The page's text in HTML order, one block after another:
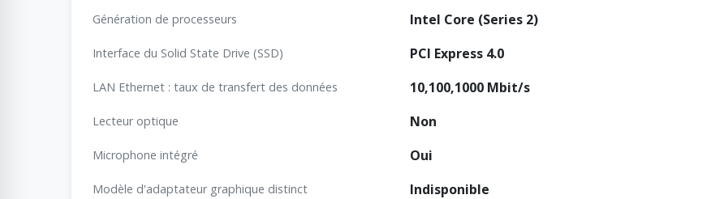
Génération de processeurs Intel Core (Series 2)
Interface du Solid State Drive (SSD) PCI Express 4.0
LAN Ethernet : taux de transfert des données 10,100,1000 Mbit/s
Lecteur optique Non
Microphone intégré Oui
Modèle d'adaptateur graphique distinct Indisponible